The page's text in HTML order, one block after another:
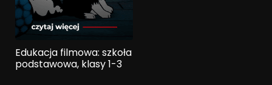
Edukacja filmowa: szkoła
podstawowa, klasy 1-3